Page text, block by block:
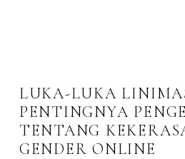
LUKA-LUKA
PENTINGNYA
TENTANG
GENDER ONLINE